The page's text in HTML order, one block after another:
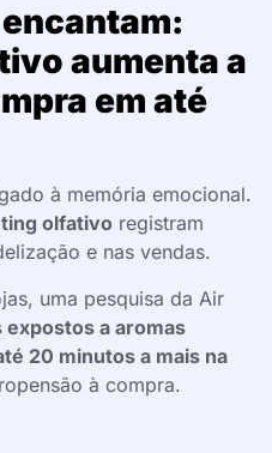
aumenta a
em até
à memória emocional.
olfativo registram
e nas vendas.
uma pesquisa da Air
expostos a aromas
20 minutos a mais na
à compra.